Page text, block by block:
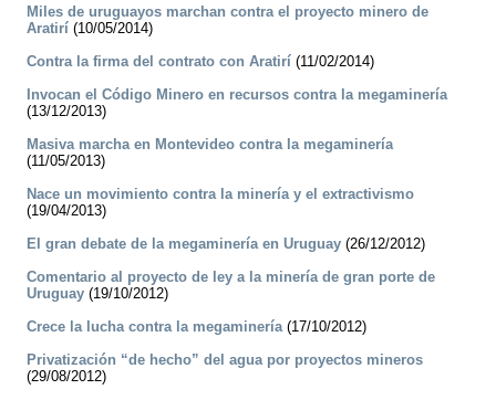
Miles de uruguayos marchan contra el proyecto minero de
Aratirí (10/05/2014)
Contra la firma del contrato con Aratirí (11/02/2014)
Invocan el Código Minero en recursos contra la megaminería
(13/12/2013)
Masiva marcha en Montevideo contra la megaminería
(11/05/2013)
Nace un movimiento contra la minería y el extractivismo
(19/04/2013)
El gran debate de la megaminería en Uruguay (26/12/2012)
Comentario al proyecto de ley a la minería de gran porte de
Uruguay (19/10/2012)
Crece la lucha contra la megaminería(17/10/2012)
Privatización “de hecho” del agua por proyectos mineros
(29/08/2012)